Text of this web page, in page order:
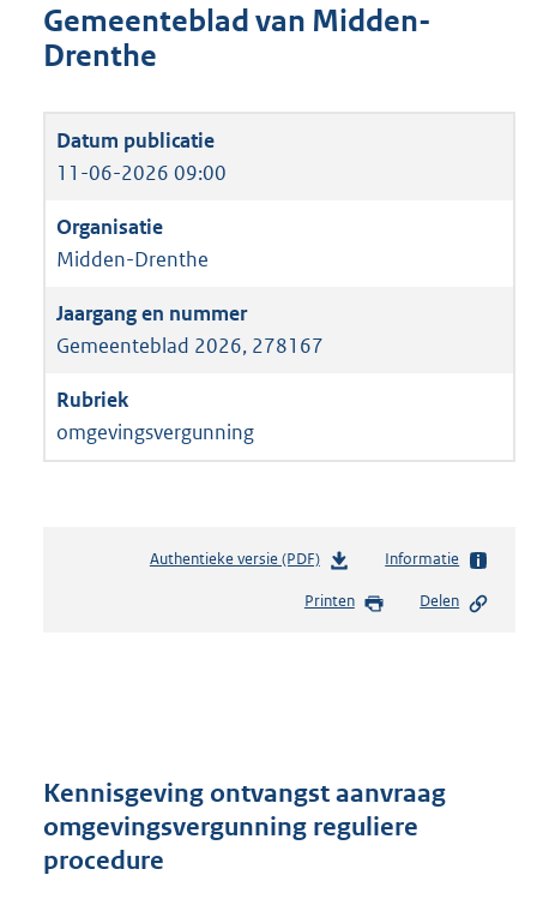
Gemeenteblad van Midden-
Drenthe
11-06-2026 09:00
Midden-Drenthe
Gemeenteblad 2026, 278167
omgevingsvergunning
Authentieke versie (PDF)b
s
r
o
Informatie
Printen Delen
Kennisgeving ontvangst aanvraag
omgevingsvergunning reguliere
procedure